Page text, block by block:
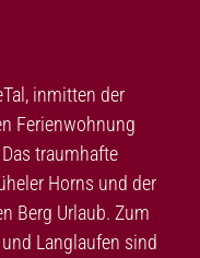
inmitten der
Ferienwohnung
traumhafte
Horns und der
Berg Urlaub. Zum
Langlaufen sind